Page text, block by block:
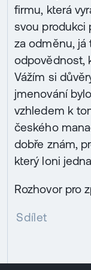
firmu, která
svou produkci
za odměnu, já
odpovědnost,
Vážím si
jmenování
vzhledem k
českého
dobře znám,
který loni
Rozhovor pro
Sdílet